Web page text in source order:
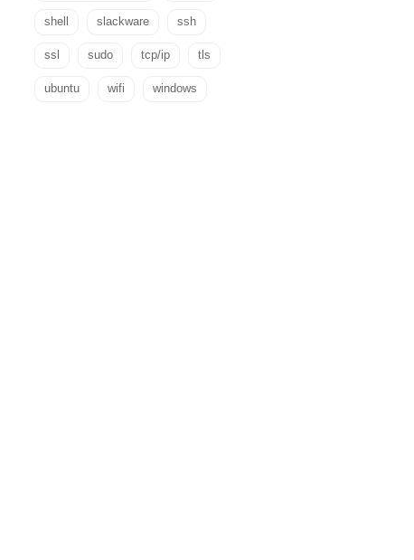
shell slackware ssh
ssl sudo tcp/ip tls
ubuntu wifi windows